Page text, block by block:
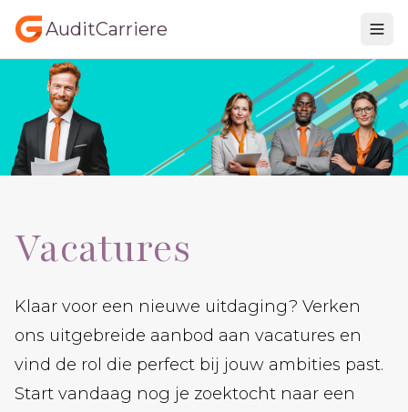
AuditCarriere
Vacatures
Klaar voor een nieuwe uitdaging? Verken
ons uitgebreide aanbod aan vacatures en
vind de rol die perfect bij jouw ambities past.
Start vandaag nog je zoektocht naar een